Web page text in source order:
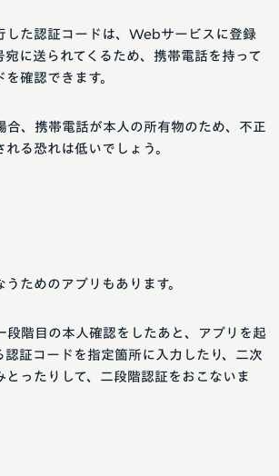
した認証コードは、Webサービスに登録
宛に送られてくるため、携帯電話を持って
確認できます。
合、携帯電話が本人の所有物のため、不正
る恐れは低いでしょう。
ためのアプリもあります。
段階目の本人確認をしたあと、アプリを起
認証コードを指定箇所に入力したり、二次
とったりして、二段階認証をおこないま